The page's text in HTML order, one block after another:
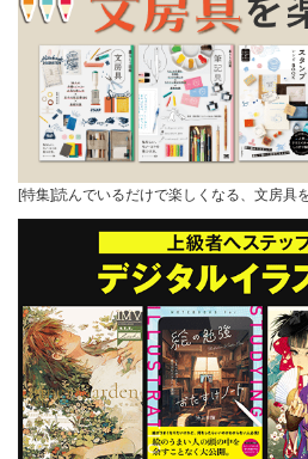
[特集]読んでいるだけで楽しくなる、文房